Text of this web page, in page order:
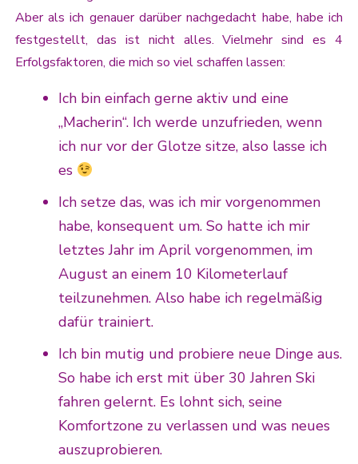
Aber als ich genauer darüber nachgedacht habe, habe ich
festgestellt, das ist nicht alles. Vielmehr sind es 4
Erfolgsfaktoren, die mich so viel schaffen lassen:
Ich bin einfach gerne aktiv und eine
„Macherin“. Ich werde unzufrieden, wenn
ich nur vor der Glotze sitze, also lasse ich
es
Ich setze das, was ich mir vorgenommen
habe, konsequent um. So hatte ich mir
letztes Jahr im April vorgenommen, im
August an einem 10 Kilometerlauf
teilzunehmen. Also habe ich regelmäßig
dafür trainiert.
Ich bin mutig und probiere neue Dinge aus.
So habe ich erst mit über 30 Jahren Ski
fahren gelernt. Es lohnt sich, seine
Komfortzone zu verlassen und was neues
auszuprobieren.